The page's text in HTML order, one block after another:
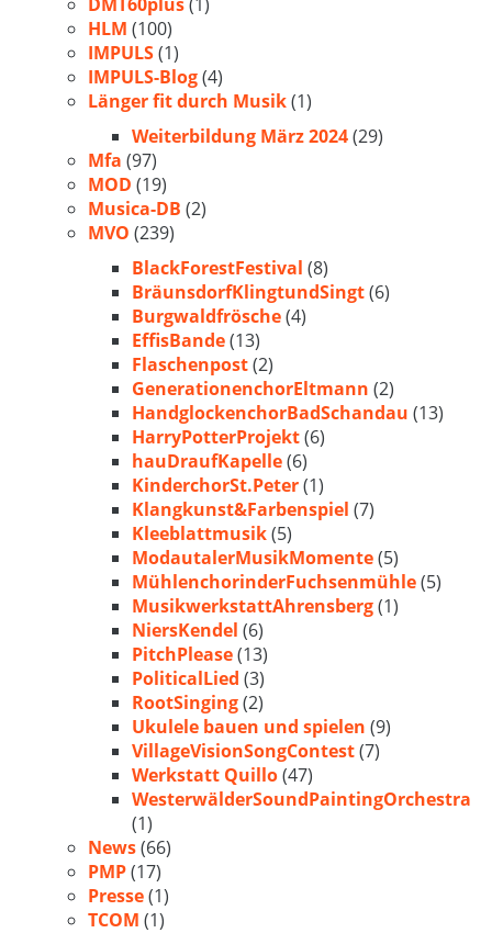
HLM (100)
IMPULS(1)
IMPULS-Blog(4)
Länger fit durch Musik(1)
Weiterbildung März 2024(29)
Mfa (97)
MOD (19)
Musica-DB (2)
MVO (239)
BlackForestFestival (8)
BräunsdorfKlingtundSingt(6)
Burgwaldfrösche(4)
EffisBande(13)
Flaschenpost(2)
GenerationenchorEltmann (2)
HandglockenchorBadSchandau (13)
HarryPotterProjekt(6)
hauDraufKapelle(6)
KinderchorSt.Peter(1)
Klangkunst&Farbenspiel (7)
Kleeblattmusik(5)
ModautalerMusikMomente(5)
MühlenchorinderFuchsenmühle(5)
MusikwerkstattAhrensberg(1)
NiersKendel (6)
PitchPlease(13)
PoliticalLied (3)
RootSinging(2)
Ukulele bauen und spielen (9)
VillageVisionSongContest(7)
Werkstatt Quillo(47)
WesterwälderSoundPaintingOrchestra
(1)
News(66)
PMP(17)
Presse(1)
TCOM (1)